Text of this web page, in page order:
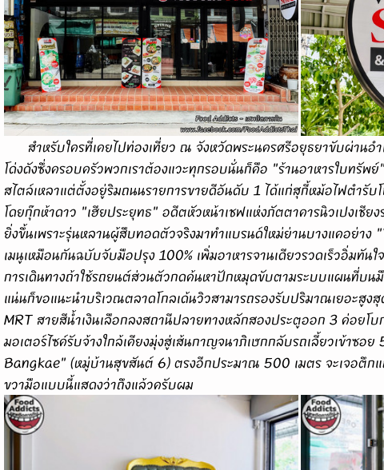
โด่งดังซึ่งครอบครัวพวกเราต้องแวะทุกรอบนั่นก็คือ "ร้านอาหารใบทรัพ
สไตล์เหลาแต่ตั้งอยู่ริมถนนรายการขายดีอันดับ 1 ได้แก่สุกี้หม้อไฟตำรั
โดยกุ๊กห้าดาว "เฮียประยุทธ" อดีตหัวหน้าเชฟแห่งภัตตาคารนิวเปงเชี
ยิ่งขึ้นเพราะรุ่นหลานผู้สืบทอดตัวจริงมาทำแบรนด์ใหม่ย่านบางแคอย่
เมนูเหมือนกันฉบับจับมือปรุง 100% เพิ่มอาหารจานเดียวรวดเร็วอิ่มทัน
การเดินทางถ้าใช้รถยนต์ส่วนตัวกดค้นหาปักหมุดขับตามระบบแผนที่บน
แน่นก็ขอแนะนำบริเวณตลาดโกลเด้นวิวสามารถรองรับปริมาณเยอะสู
MRT สายสีน้ำเงินเลือกลงสถานีปลายทางหลักสองประตูออก 3 ค่อยโ
มอเตอร์ไซค์รับจ้างใกล้เคียงมุ่งสู่เส้นกาญจนาภิเษกกลับรถเลี้ยวเข้าซ
Bangkae" (หมู่บ้านสุขสันต์ 6) ตรงอีกประมาณ 500 เมตร จะเจอตึก
ขวามือแบบนี้แสดงว่าถึงแล้วครับผม